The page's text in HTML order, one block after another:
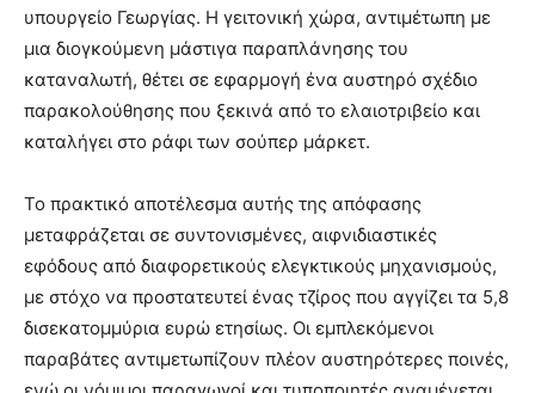
υπουργείο Γεωργίας. Η γειτονική χώρα, αντιμέτωπη με
μια διογκούμενη μάστιγα παραπλάνησης του
καταναλωτή, θέτει σε εφαρμογή ένα αυστηρό σχέδιο
παρακολούθησης που ξεκινά από το ελαιοτριβείο και
καταλήγει στο ράφι των σούπερ μάρκετ.
Το πρακτικό αποτέλεσμα αυτής της απόφασης
μεταφράζεται σε συντονισμένες, αιφνιδιαστικές
εφόδους από διαφορετικούς ελεγκτικούς μηχανισμούς,
με στόχο να προστατευτεί ένας τζίρος που αγγίζει τα 5,8
δισεκατομμύρια ευρώ ετησίως. Οι εμπλεκόμενοι
παραβάτες αντιμετωπίζουν πλέον αυστηρότερες ποινές,